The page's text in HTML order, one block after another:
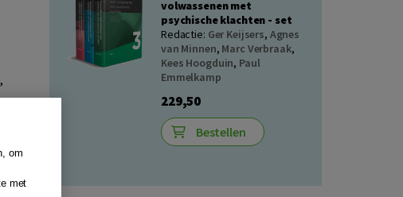
,
volwassenen met
psychische klachten - set
Redactie: Ger Keijsers, Agnes
van Minnen, Marc Verbraak,
Kees Hoogduin, Paul
Emmelkamp
229,50
Bestellen
om
met